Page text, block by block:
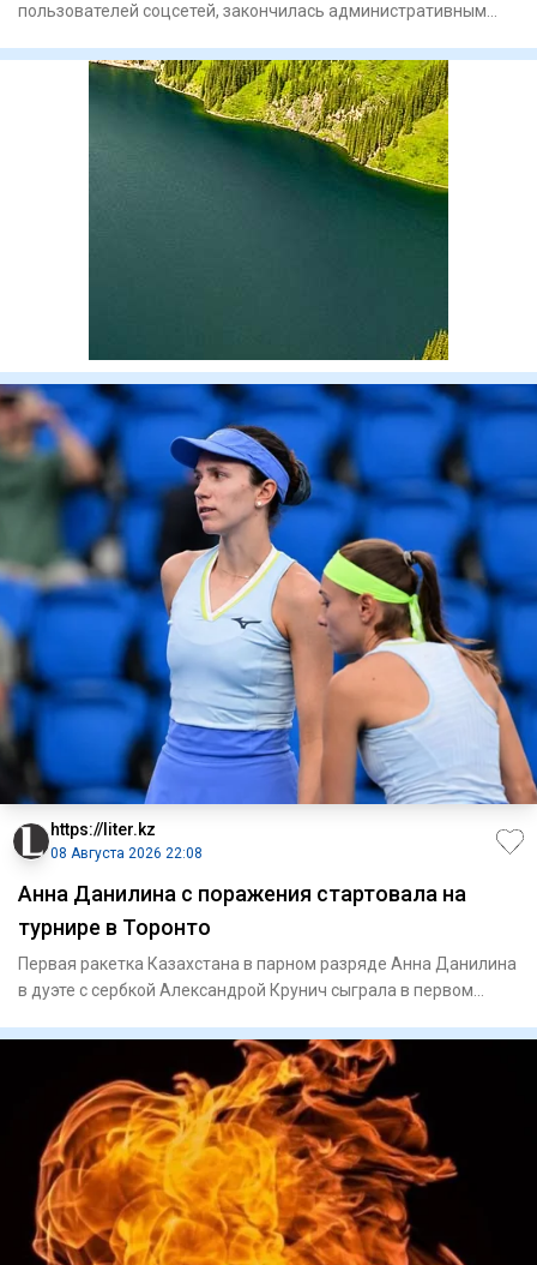
пользователей соцсетей, закончилась административным
https://liter.kz
08 Августа 2026 22:08
Анна Данилина с поражения стартовала на
турнире в Торонто
Первая ракетка Казахстана в парном разряде Анна Данилина
в дуэте с сербкой Александрой Крунич сыграла в первом